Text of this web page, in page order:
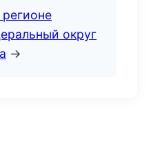
округ
→